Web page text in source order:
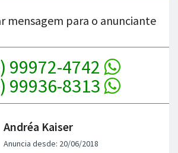
mensagem para o anunciante
99972-4742
99936-8313
Andréa Kaiser
Anuncia desde: 20/06/2018